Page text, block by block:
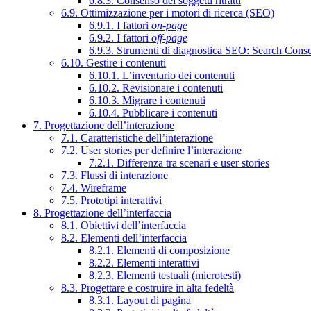
6.9. Ottimizzazione per i motori di ricerca (SEO)
6.9.1. I fattori on-page
6.9.2. I fattori off-page
6.9.3. Strumenti di diagnostica SEO: Search
6.10. Gestire i contenuti
6.10.1. L’inventario dei contenuti
6.10.2. Revisionare i contenuti
6.10.3. Migrare i contenuti
6.10.4. Pubblicare i contenuti
7. Progettazione dell’interazione
7.1. Caratteristiche dell’interazione
7.2. User stories per definire l’interazione
7.2.1. Differenza tra scenari e user stories
7.3. Flussi di interazione
7.4. Wireframe
7.5. Prototipi interattivi
8. Progettazione dell’interfaccia
8.1. Obiettivi dell’interfaccia
8.2. Elementi dell’interfaccia
8.2.1. Elementi di composizione
8.2.2. Elementi interattivi
8.2.3. Elementi testuali (microtesti)
8.3. Progettare e costruire in alta fedeltà
8.3.1. Layout di pagina